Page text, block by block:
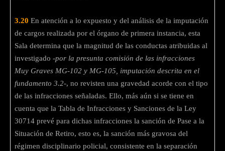
3.20 En atención a lo expuesto y del análisis de la imputación
de cargos realizada por el órgano de primera instancia, esta
Sala determina que la magnitud de las conductas atribuidas al
investigado -por la presunta comisión de las infracciones
Muy Graves MG-102 y MG-105, imputación descrita en el
fundamento 3.2-, no revisten una gravedad acorde con el tipo
de las infracciones señaladas. Ello, más aún si se tiene en
cuenta que la Tabla de Infracciones y Sanciones de la Ley
30714 prevé para dichas infracciones la sanción de Pase a la
Situación de Retiro, esto es, la sanción más gravosa del
régimen disciplinario policial, consistente en la separación